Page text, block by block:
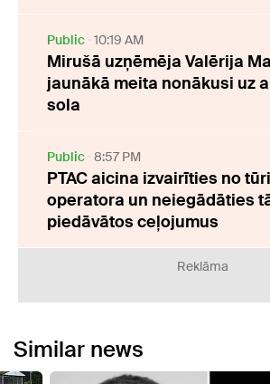
Public 10:19 AM
Mirušā uzņēmēja Valērija
jaunākā meita nonākusi uz
sola
Public 8:57 PM
PTAC aicina izvairīties no
operatora un neiegādāties
piedāvātos ceļojumus
Reklāma
Similar news